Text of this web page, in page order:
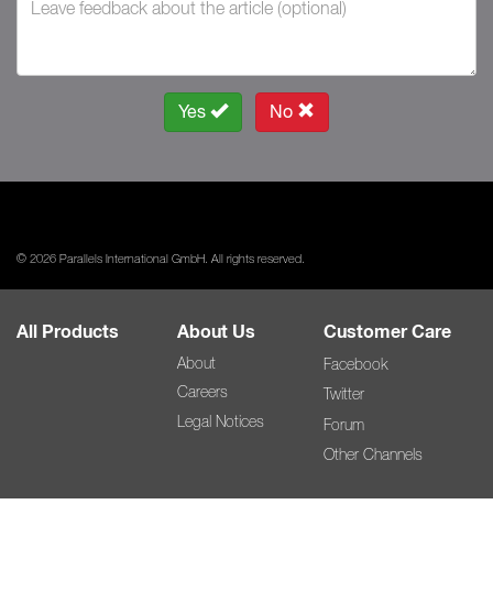
Yes No
© 2026 Parallels International GmbH. All rights reserved.
All Products About Us
About
Careers
Legal Notices
Customer Care
Facebook
Twitter
Forum
Other Channels